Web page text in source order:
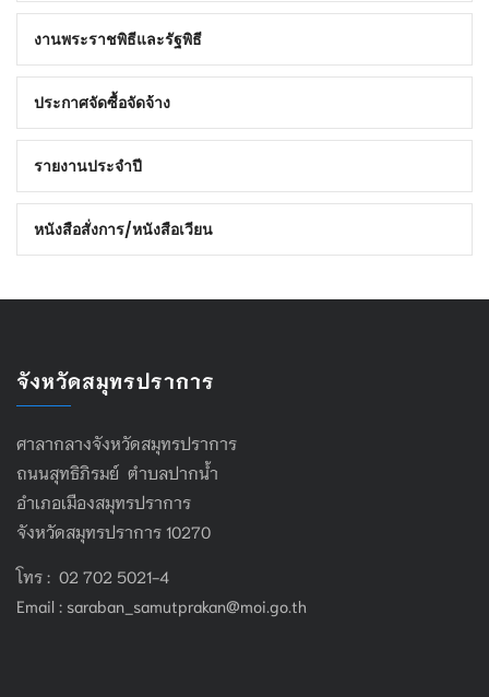
งานพระราชพิธีและรัฐพิธี
ประกาศจัดซื้อจัดจ้าง
รายงานประจำปี
หนังสือสั่งการ/หนังสือเวียน
จังหวัดสมุทรปราการ
ศาลากลางจังหวัดสมุทรปราการ
ถนนสุทธิภิรมย์ ตำบลปากน้ำ
อำเภอเมืองสมุทรปราการ
จังหวัดสมุทรปราการ 10270
โทร : 02 702 5021-4
Email : saraban_samutprakan@moi.go.th